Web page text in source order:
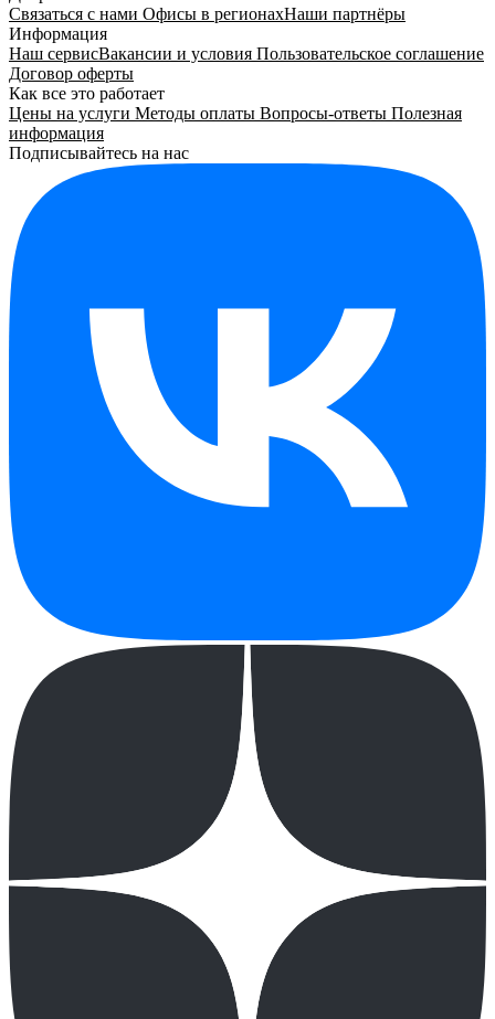
Связаться с нами Офисы в регионахНаши партнёры
Информация
Наш сервисВакансии и условия Пользовательское соглашение
Договор оферты
Как все это работает
Цены на услуги Методы оплаты Вопросы-ответы Полезная
информация
Подписывайтесь на нас